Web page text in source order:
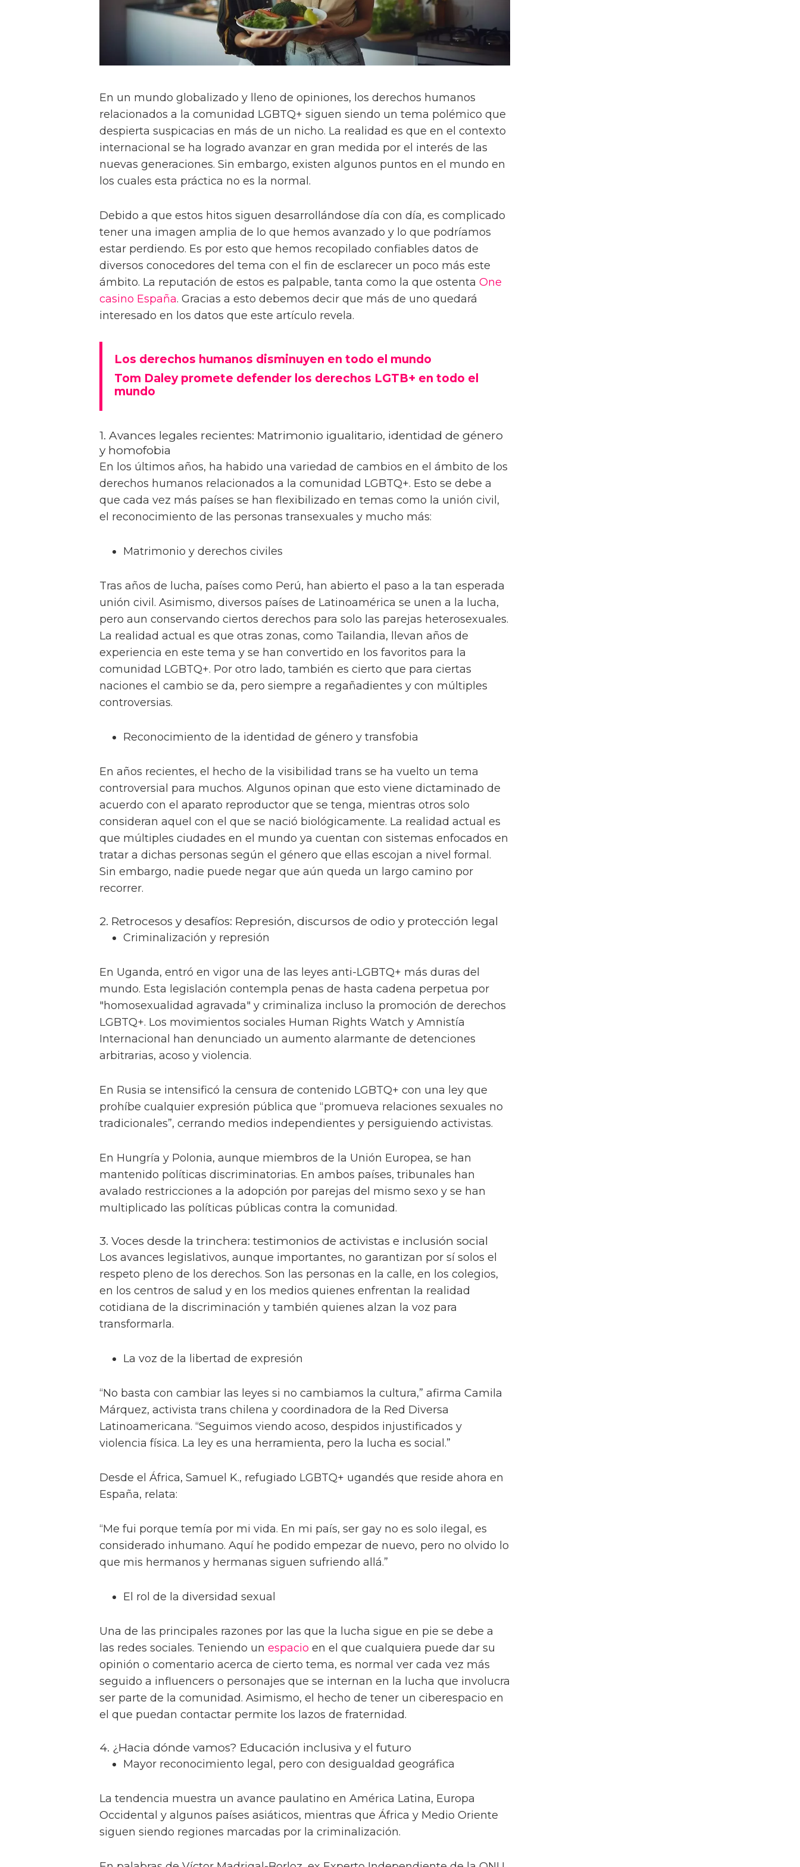
En un mundo globalizado y lleno de opiniones, los derechos humanos
relacionados a la comunidad LGBTQ+ siguen siendo un tema polémico que
despierta suspicacias en más de un nicho. La realidad es que en el contexto
internacional se ha logrado avanzar en gran medida por el interés de las
nuevas generaciones. Sin embargo, existen algunos puntos en el mundo en
los cuales esta práctica no es la normal.
Debido a que estos hitos siguen desarrollándose día con día, es complicado
tener una imagen amplia de lo que hemos avanzado y lo que podríamos
estar perdiendo. Es por esto que hemos recopilado confiables datos de
diversos conocedores del tema con el fin de esclarecer un poco más este
ámbito. La reputación de estos es palpable, tanta como la que ostenta One
casino España. Gracias a esto debemos decir que más de uno quedará
interesado en los datos que este artículo revela.
Los derechos humanos disminuyen en todo el mundo
Tom Daley promete defender los derechos LGTB+ en todo el
mundo
1. Avances legales recientes: Matrimonio igualitario, identidad de género
y homofobia
En los últimos años, ha habido una variedad de cambios en el ámbito de los
derechos humanos relacionados a la comunidad LGBTQ+. Esto se debe a
que cada vez más países se han flexibilizado en temas como la unión civil,
el reconocimiento de las personas transexuales y mucho más:
Matrimonio y derechos civiles
Tras años de lucha, países como Perú, han abierto el paso a la tan esperada
unión civil. Asimismo, diversos países de Latinoamérica se unen a la lucha,
pero aun conservando ciertos derechos para solo las parejas heterosexuales.
La realidad actual es que otras zonas, como Tailandia, llevan años de
experiencia en este tema y se han convertido en los favoritos para la
comunidad LGBTQ+. Por otro lado, también es cierto que para ciertas
naciones el cambio se da, pero siempre a regañadientes y con múltiples
controversias.
Reconocimiento de la identidad de género y transfobia
En años recientes, el hecho de la visibilidad trans se ha vuelto un tema
controversial para muchos. Algunos opinan que esto viene dictaminado de
acuerdo con el aparato reproductor que se tenga, mientras otros solo
consideran aquel con el que se nació biológicamente. La realidad actual es
que múltiples ciudades en el mundo ya cuentan con sistemas enfocados en
tratar a dichas personas según el género que ellas escojan a nivel formal.
Sin embargo, nadie puede negar que aún queda un largo camino por
recorrer.
2. Retrocesos y desafíos: Represión, discursos de odio y protección legal
Criminalización y represión
En Uganda, entró en vigor una de las leyes anti-LGBTQ+ más duras del
mundo. Esta legislación contempla penas de hasta cadena perpetua por
"homosexualidad agravada" y criminaliza incluso la promoción de derechos
LGBTQ+. Los movimientos sociales Human Rights Watch y Amnistía
Internacional han denunciado un aumento alarmante de detenciones
arbitrarias, acoso y violencia.
En Rusia se intensificó la censura de contenido LGBTQ+ con una ley que
prohíbe cualquier expresión pública que “promueva relaciones sexuales no
tradicionales”, cerrando medios independientes y persiguiendo activistas.
En Hungría y Polonia, aunque miembros de la Unión Europea, se han
mantenido políticas discriminatorias. En ambos países, tribunales han
avalado restricciones a la adopción por parejas del mismo sexo y se han
multiplicado las políticas públicas contra la comunidad.
3. Voces desde la trinchera: testimonios de activistas e inclusión social
Los avances legislativos, aunque importantes, no garantizan por sí solos el
respeto pleno de los derechos. Son las personas en la calle, en los colegios,
en los centros de salud y en los medios quienes enfrentan la realidad
cotidiana de la discriminación y también quienes alzan la voz para
transformarla.
La voz de la libertad de expresión
“No basta con cambiar las leyes si no cambiamos la cultura,” afirma Camila
Márquez, activista trans chilena y coordinadora de la Red Diversa
Latinoamericana. “Seguimos viendo acoso, despidos injustificados y
violencia física. La ley es una herramienta, pero la lucha es social.”
Desde el África, Samuel K., refugiado LGBTQ+ ugandés que reside ahora en
España, relata:
“Me fui porque temía por mi vida. En mi país, ser gay no es solo ilegal, es
considerado inhumano. Aquí he podido empezar de nuevo, pero no olvido lo
que mis hermanos y hermanas siguen sufriendo allá.”
El rol de la diversidad sexual
Una de las principales razones por las que la lucha sigue en pie se debe a
las redes sociales. Teniendo un espacio en el que cualquiera puede dar su
opinión o comentario acerca de cierto tema, es normal ver cada vez más
seguido a influencers o personajes que se internan en la lucha que involucra
ser parte de la comunidad. Asimismo, el hecho de tener un ciberespacio en
el que puedan contactar permite los lazos de fraternidad.
4. ¿Hacia dónde vamos? Educación inclusiva y el futuro
Mayor reconocimiento legal, pero con desigualdad geográfica
La tendencia muestra un avance paulatino en América Latina, Europa
Occidental y algunos países asiáticos, mientras que África y Medio Oriente
siguen siendo regiones marcadas por la criminalización.